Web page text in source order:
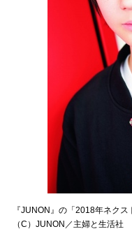
『JUNON』の「2018年ネク
（C）JUNON／主婦と生活社